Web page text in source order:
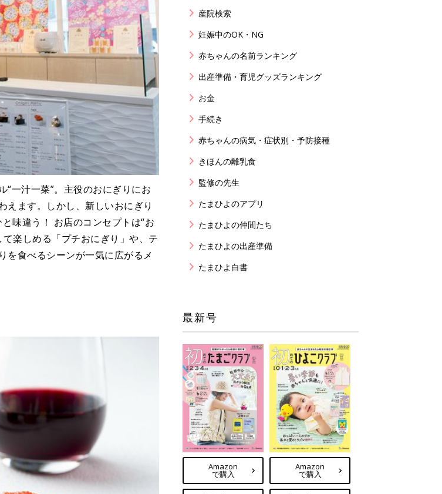
“一汁一菜”。主役のおにぎりにお
えます。しかし、新しいおにぎり
味違う！ お店のコンセプトは“お
楽しめる「プチおにぎり」や、テ
を食べるシーンが一気に広がるメ
産院検索
妊娠中のOK・NG
赤ちゃんの名前ランキング
出産準備・育児グッズランキング
お金
手続き
赤ちゃんの病気・症状別・予防接種
きほんの離乳食
監修の先生
たまひよのアプリ
たまひよの仲間たち
たまひよの出産準備
たまひよ白書
最新号
Amazon
で購入
Amazon
で購入